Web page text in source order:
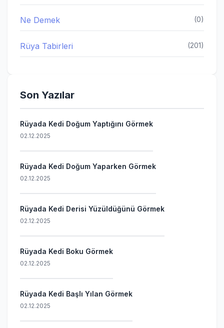
Ne Demek (0)
Rüya Tabirleri (201)
Son Yazılar
Rüyada Kedi Doğum Yaptığını Görmek
02.12.2025
Rüyada Kedi Doğum Yaparken Görmek
02.12.2025
Rüyada Kedi Derisi Yüzüldüğünü Görmek
02.12.2025
Rüyada Kedi Boku Görmek
02.12.2025
Rüyada Kedi Başlı Yılan Görmek
02.12.2025